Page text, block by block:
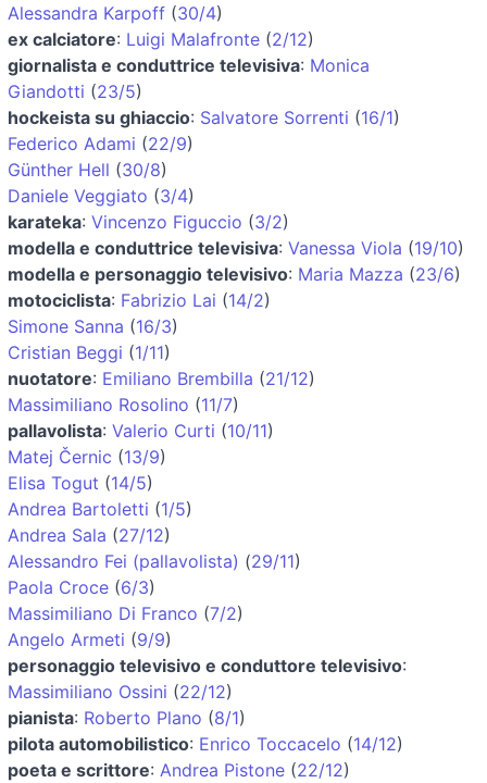
Alessandra Karpoff (30/4)
ex calciatore: Luigi Malafronte (2/12)
giornalista e conduttrice televisiva: Monica
Giandotti (23/5)
hockeista su ghiaccio: Salvatore Sorrenti (16/1)
Federico Adami (22/9)
Günther Hell (30/8)
Daniele Veggiato (3/4)
karateka: Vincenzo Figuccio (3/2)
modella e conduttrice televisiva: Vanessa Viola (19/10)
modella e personaggio televisivo: Maria Mazza (23/6)
motociclista: Fabrizio Lai (14/2)
Simone Sanna (16/3)
Cristian Beggi (1/11)
nuotatore: Emiliano Brembilla (21/12)
Massimiliano Rosolino (11/7)
pallavolista: Valerio Curti (10/11)
Matej Černic (13/9)
Elisa Togut (14/5)
Andrea Bartoletti (1/5)
Andrea Sala (27/12)
Alessandro Fei (pallavolista) (29/11)
Paola Croce (6/3)
Massimiliano Di Franco (7/2)
Angelo Armeti (9/9)
personaggio televisivo e conduttore televisivo:
Massimiliano Ossini (22/12)
pianista: Roberto Plano (8/1)
pilota automobilistico: Enrico Toccacelo (14/12)
poeta e scrittore: Andrea Pistone (22/12)